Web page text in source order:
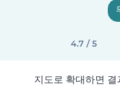
4.7 / 5
지도로 확대하면